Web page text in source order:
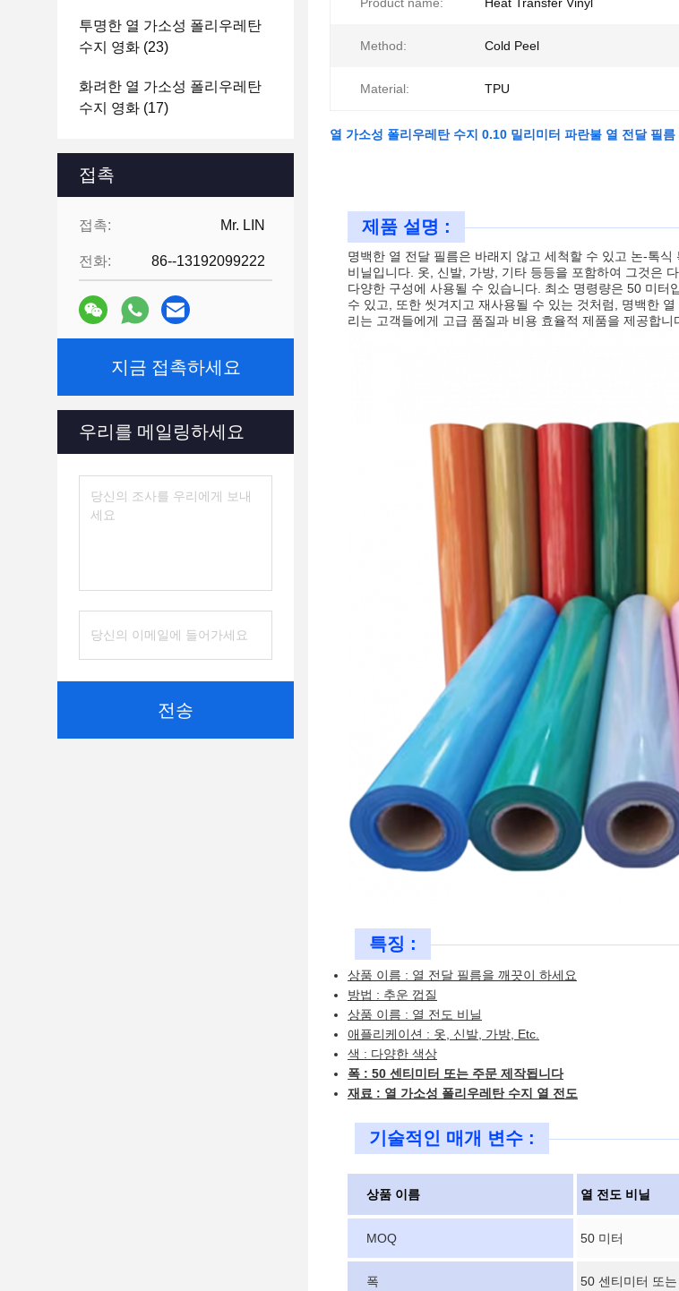
투명한 열 가소성 폴리우레탄
수지 영화 (23)
화려한 열 가소성 폴리우레탄
수지 영화 (17)
접촉
접촉: Mr. LIN
전화: 86--13192099222
지금 접촉하세요
우리를 메일링하세요
전송
Method: Cold Peel
Material: TPU
열 가소성 폴리우레탄 수지 0.10 밀리미터 파란불 열 전달 필
제품 설명 :
명백한 열 전달 필름은 바래지 않고 세척할 수 있고 논-톡
비닐입니다. 옷, 신발, 가방, 기타 등등을 포함하여 그것은
다양한 구성에 사용될 수 있습니다. 최소 명령량은 50 미
수 있고, 또한 씻겨지고 재사용될 수 있는 것처럼, 명백한
리는 고객들에게 고급 품질과 비용 효율적 제품을 제공합니
특징 :
상품 이름 : 열 전달 필름을 깨끗이 하세요
방법 : 추운 껍질
상품 이름 : 열 전도 비닐
애플리케이션 : 옷, 신발, 가방, Etc.
색 : 다양한 색상
폭 : 50 센티미터 또는 주문 제작됩니다
재료 : 열 가소성 폴리우레탄 수지 열 전도
기술적인 매개 변수 :
상품 이름 열 전도 비닐
MOQ 50 미터
폭 50 센티미터 또